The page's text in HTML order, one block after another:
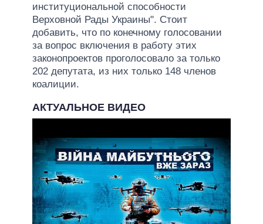
институциональной способности
Верховной Рады Украины". Стоит
добавить, что по конечному голосовании
за вопрос включения в работу этих
законопроектов проголосовало за только
202 депутата, из них только 148 членов
коалиции.
АКТУАЛЬНОЕ ВИДЕО